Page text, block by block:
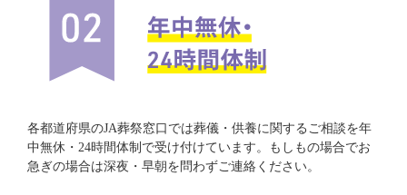
各都道府県のJA葬祭窓口では葬儀・供養に関するご相談を年
中無休・24時間体制で受け付けています。もしもの場合でお
急ぎの場合は深夜・早朝を問わずご連絡ください。